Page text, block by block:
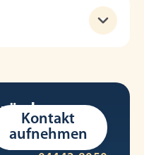
Kontakt
aufnehmen